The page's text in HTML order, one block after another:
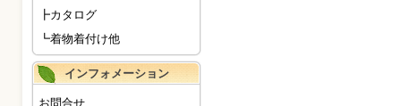
┣カタログ
┗着物着付け他
インフォメーション
お問合せ